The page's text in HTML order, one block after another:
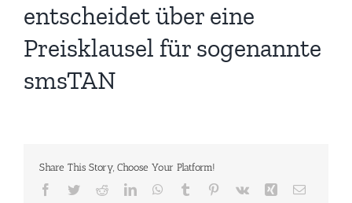
entscheidet über eine
Preisklausel für sogenannte
smsTAN
Share This Story, Choose Your Platform!
Facebook
TwitterRedditLinkedInWhatsApp
Tumblr Pinterest
Vk Xing E-